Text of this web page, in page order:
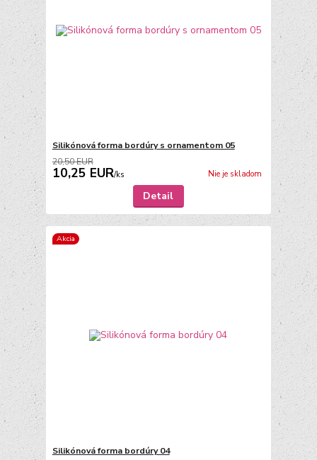
Silikónová forma bordúry s ornamentom 05
20,50 EUR
10,25 EUR/ks Nie je skladom
Detail
Akcia
Silikónová forma bordúry 04